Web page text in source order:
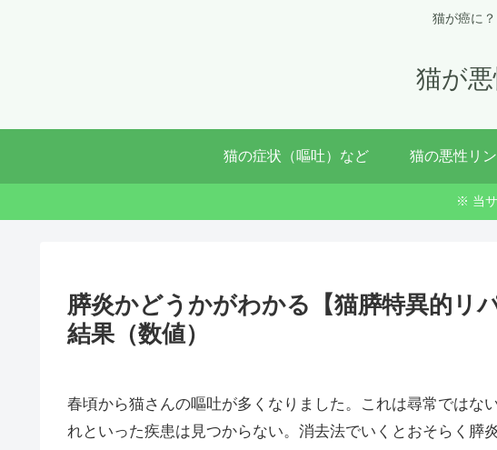
猫が癌に
猫が
猫の症状（嘔吐）など 猫の悪性リ
※ 当
膵炎かどうかがわかる【猫膵特異的リ
結果（数値）
春頃から猫さんの嘔吐が多くなりました。これは尋常ではな
れといった疾患は見つからない。消去法でいくとおそらく膵